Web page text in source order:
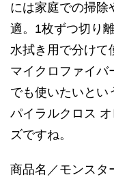
には家庭での掃除
適。1枚ずつ切り
水拭き用で分けて
マイクロファイバ
でも使いたいとい
パイラルクロス
ズですね。
商品名／モンスタ